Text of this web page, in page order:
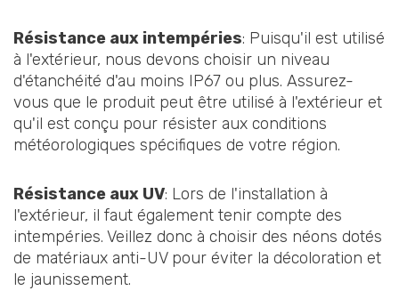
Résistance aux intempéries: Puisqu'il est utilisé
à l'extérieur, nous devons choisir un niveau
d'étanchéité d'au moins IP67 ou plus. Assurez-
vous que le produit peut être utilisé à l'extérieur et
qu'il est conçu pour résister aux conditions
météorologiques spécifiques de votre région.
Résistance aux UV: Lors de l'installation à
l'extérieur, il faut également tenir compte des
intempéries. Veillez donc à choisir des néons dotés
de matériaux anti-UV pour éviter la décoloration et
le jaunissement.